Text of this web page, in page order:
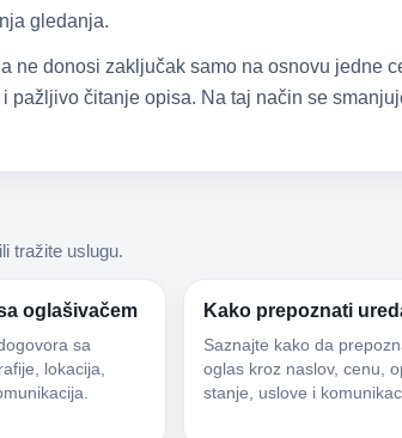
gledanja.
ne donosi zaključak samo na osnovu jedne
čitanje opisa. Na taj način se
tražite uslugu.
oglašivačem
sa
lokacija,
Kako prepoznati
Saznajte kako da
oglas kroz naslov, cenu,
stanje, uslove i